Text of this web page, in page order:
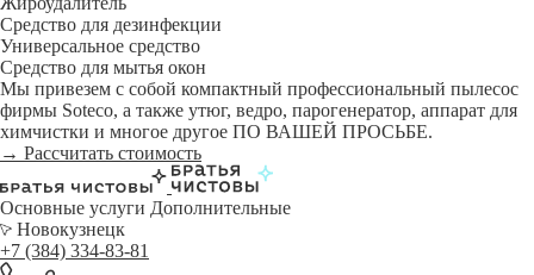
Средство для дезинфекции
Универсальное средство
Средство для мытья окон
Мы привезем с собой компактный профессиональный пылесос
фирмы Soteco, а также утюг, ведро, парогенератор, аппарат для
химчистки и многое другое ПО ВАШЕЙ ПРОСЬБЕ.
→ Рассчитать стоимость
Основные услуги Дополнительные
Новокузнецк
+7 (384) 334-83-81